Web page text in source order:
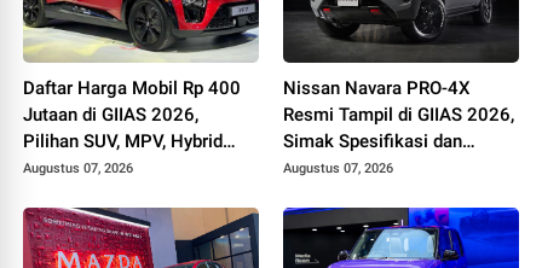
Daftar Harga Mobil Rp 400
Jutaan di GIIAS 2026,
Pilihan SUV, MPV, Hybrid
hingga Mobil Listrik Makin
Augustus 07, 2026
Nissan Navara PRO-4X
Resmi Tampil di GIIAS 2026,
Simak Spesifikasi dan
Harganya
Augustus 07, 2026